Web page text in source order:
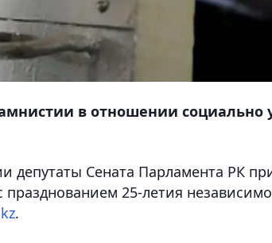
в отношении социально
депутаты Сената Парламента РК
празднованием 25-летия
.